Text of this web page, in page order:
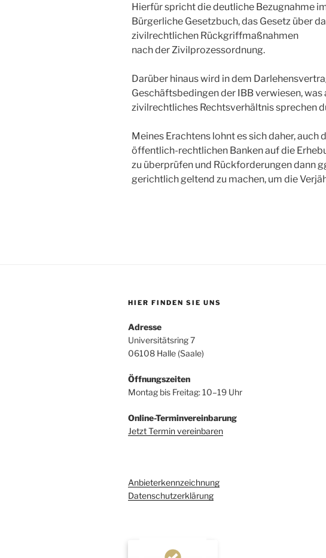
Hierfür spricht die deutliche Bezugnahme
Bürgerliche Gesetzbuch, das Gesetz über
zivilrechtlichen Rückgriffmaßnahmen
nach der Zivilprozessordnung.
Darüber hinaus wird in dem
Geschäftsbedingen der IBB verwiesen,
zivilrechtliches Rechtsverhältnis sprechen
Meines Erachtens lohnt es sich daher, auch
öffentlich-rechtlichen Banken auf die
zu überprüfen und Rückforderungen dann
gerichtlich geltend zu machen, um die
HIER FINDEN SIE UNS
Adresse
Universitätsring 7
06108 Halle (Saale)
Öffnungszeiten
Montag bis Freitag: 10–19 Uhr
Online-Terminvereinbarung
Jetzt Termin vereinbaren
Anbieterkennzeichnung
Datenschutzerklärung